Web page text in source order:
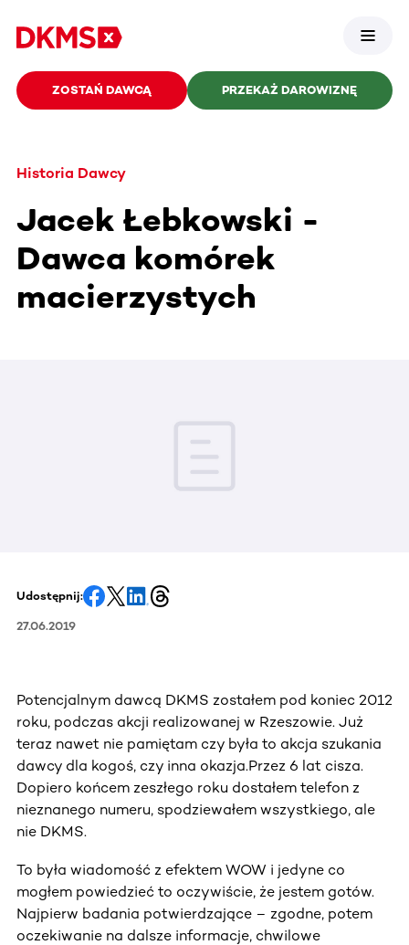
ZOSTAŃ DAWCĄ PRZEKAŻ DAROWIZNĘ
Historia Dawcy
Jacek Łebkowski -
Dawca komórek
macierzystych
Udostępnij:
27.06.2019
Potencjalnym dawcą DKMS zostałem pod koniec 2012
roku, podczas akcji realizowanej w Rzeszowie. Już
teraz nawet nie pamiętam czy była to akcja szukania
dawcy dla kogoś, czy inna okazja.Przez 6 lat cisza.
Dopiero końcem zeszłego roku dostałem telefon z
nieznanego numeru, spodziewałem wszystkiego, ale
nie DKMS.
To była wiadomość z efektem WOW i jedyne co
mogłem powiedzieć to oczywiście, że jestem gotów.
Najpierw badania potwierdzające – zgodne, potem
oczekiwanie na dalsze informacje, chwilowe